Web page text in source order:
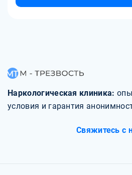
Наркологическая клиника:
условия и гарантия
Свяжитесь с